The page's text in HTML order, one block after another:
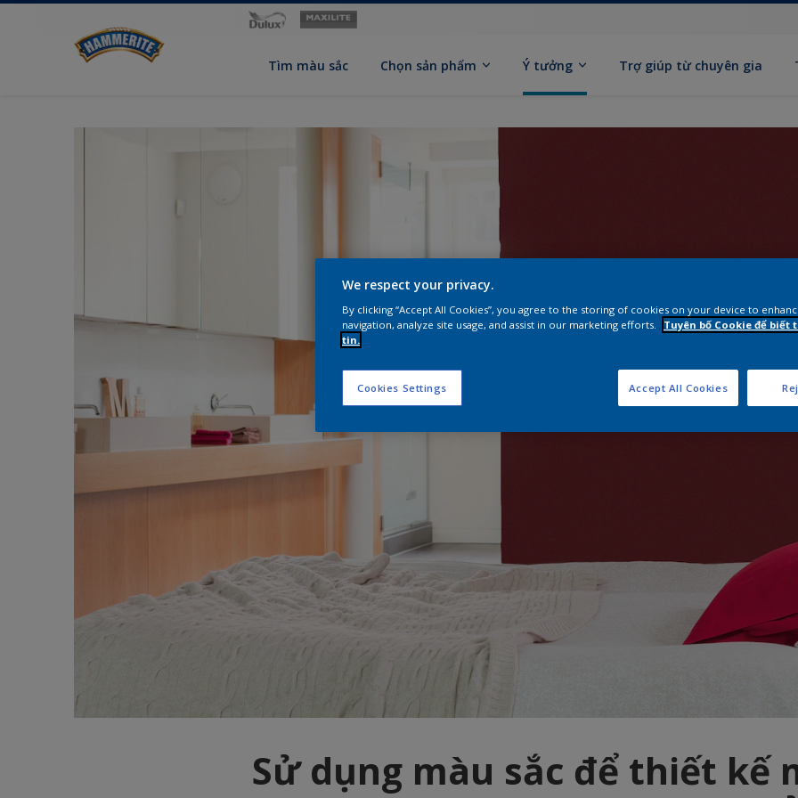
Tìm màu sắc Chọn sản phẩm Ý tưởng Trợ giúp từ chuyên gia
Sử dụng màu sắc để thiết kế
We respect your privacy.
By clicking “Accept All Cookies”, you agree to the storing of cookies on your device to
navigation, analyze site usage, and assist in our marketing efforts.
Tuyên bố Cookie để biết
tin.
Accept All Cookies
Cookies Settings